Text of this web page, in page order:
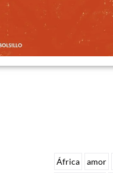
África amor